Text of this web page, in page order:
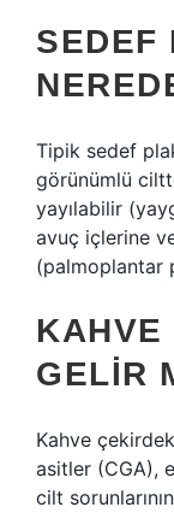
SEDEF
Tipik sedef
görünümlü
yayılabilir
avuç içlerine
(palmoplantar
KAHVE
GELIR
Kahve
asitler (CGA),
cilt